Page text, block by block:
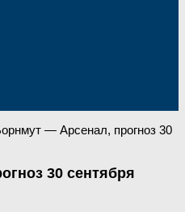
— Арсенал, прогноз 30
30 сентября